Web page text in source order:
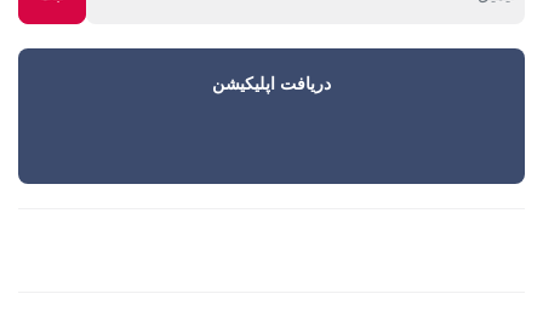
دریافت اپلیکیشن